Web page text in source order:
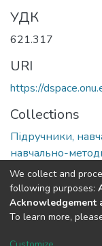
УДК
621.317
URI
https://
Collections
Підручники,
навчально-
Full item page
DSpace
Cookie
We collect and
following purposes:
Acknowledgement
To learn more,